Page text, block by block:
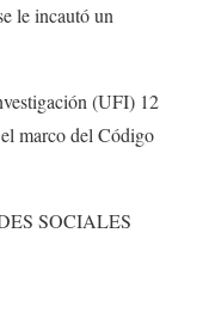
le incautó un
(UFI) 12
marco del Código
SOCIALES